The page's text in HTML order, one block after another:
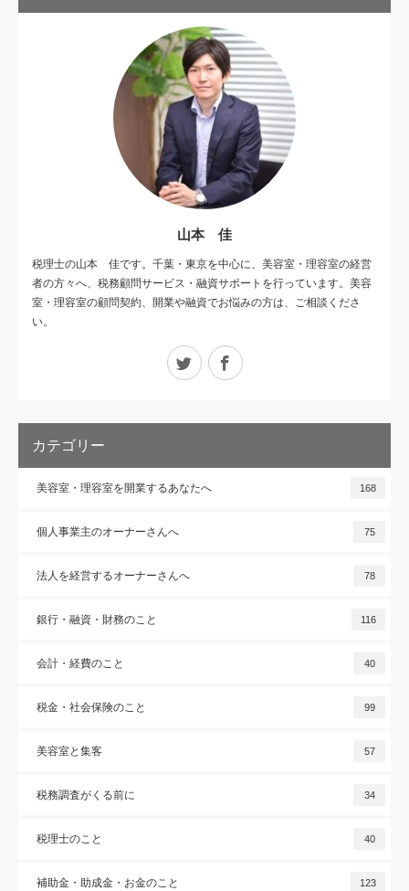
山本 佳
税理士の山本 佳です。千葉・東京を中心に、美容室・理容室の経営
者の方々へ、税務顧問サービス・融資サポートを行っています。美容
室・理容室の顧問契約、開業や融資でお悩みの方は、ご相談くださ
い。
Twitter Facebook
カテゴリー
美容室・理容室を開業するあなたへ 168
個人事業主のオーナーさんへ 75
法人を経営するオーナーさんへ 78
銀行・融資・財務のこと 116
会計・経費のこと 40
税金・社会保険のこと 99
美容室と集客 57
税務調査がくる前に 34
税理士のこと 40
補助金・助成金・お金のこと 123